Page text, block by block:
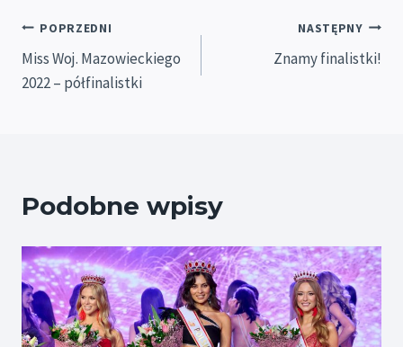
Nawigacja
wpisu
POPRZEDNI
Miss Woj. Mazowieckiego
2022 – półfinalistki
NASTĘPNY
Znamy finalistki!
Podobne wpisy